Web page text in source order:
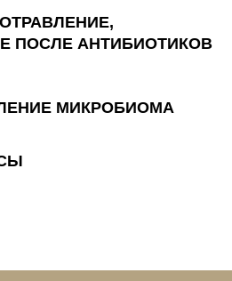
ПОСЛЕ АНТИБИОТИКОВ
МИКРОБИОМА